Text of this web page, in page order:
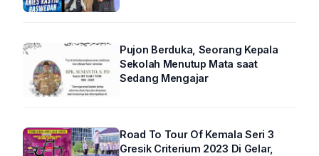
Pujon Berduka, Seorang Kepala
Sekolah Menutup Mata saat
Sedang Mengajar
Road To Tour Of Kemala Seri 3
Gresik Criterium 2023 Di Gelar,